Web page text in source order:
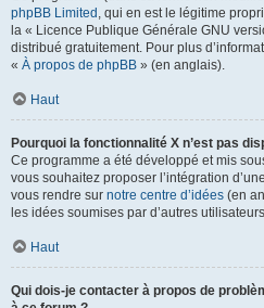
phpBB Limited , qui en est le légitime
la « Licence Publique Générale GNU
distribué gratuitement. Pour plus
« À propos de phpBB » (en anglais).
Haut
Pourquoi la fonctionnalité X n’est pas
Ce programme a été développé et mis
vous souhaitez proposer l’intégration
vous rendre sur notre centre d’idées (en
les idées soumises par d’autres
Haut
Qui dois-je contacter à propos de